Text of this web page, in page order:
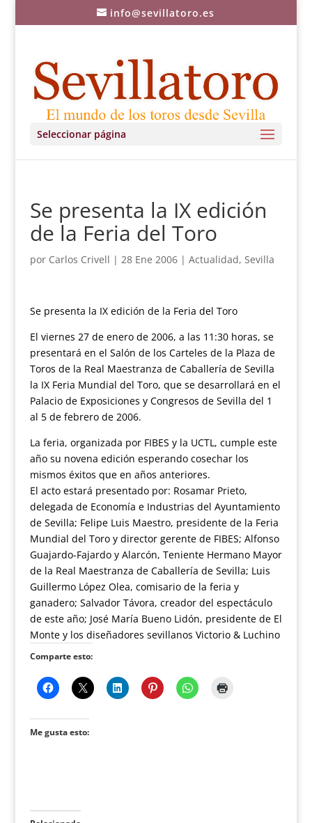
info@sevillatoro.es
Seleccionar página
Se presenta la IX edición
de la Feria del Toro
por Carlos Crivell | 28 Ene 2006| Actualidad, Sevilla
Se presenta la IX edición de la Feria del Toro
El viernes 27 de enero de 2006, a las 11:30 horas, se
presentará en el Salón de los Carteles de la Plaza de
Toros de la Real Maestranza de Caballería de Sevilla
la IX Feria Mundial del Toro, que se desarrollará en el
Palacio de Exposiciones y Congresos de Sevilla del 1
al 5 de febrero de 2006.
La feria, organizada por FIBES y la UCTL, cumple este
año su novena edición esperando cosechar los
mismos éxitos que en años anteriores.
El acto estará presentado por: Rosamar Prieto,
delegada de Economía e Industrias del Ayuntamiento
de Sevilla; Felipe Luis Maestro, presidente de la Feria
Mundial del Toro y director gerente de FIBES; Alfonso
Guajardo-Fajardo y Alarcón, Teniente Hermano Mayor
de la Real Maestranza de Caballería de Sevilla; Luis
Guillermo López Olea, comisario de la feria y
ganadero; Salvador Távora, creador del espectáculo
de este año; José María Bueno Lidón, presidente de El
Monte y los diseñadores sevillanos Victorio & Luchino
Comparte esto:
Me gusta esto: